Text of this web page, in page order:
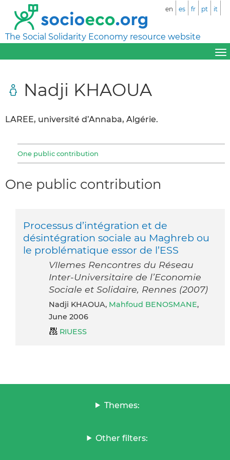
The Social Solidarity Economy resource website
en es fr pt it
Nadji KHAOUA
LAREE, université d’Annaba, Algérie.
One public contribution
One public contribution
Processus d’intégration et de
désintégration sociale au Maghreb ou
le problématique essor de l’ESS
VIIemes Rencontres du Réseau
Inter-Universitaire de l’Economie
Sociale et Solidaire, Rennes (2007)
Nadji KHAOUA, Mahfoud BENOSMANE,
June 2006
RIUESS
Themes:
Other filters: